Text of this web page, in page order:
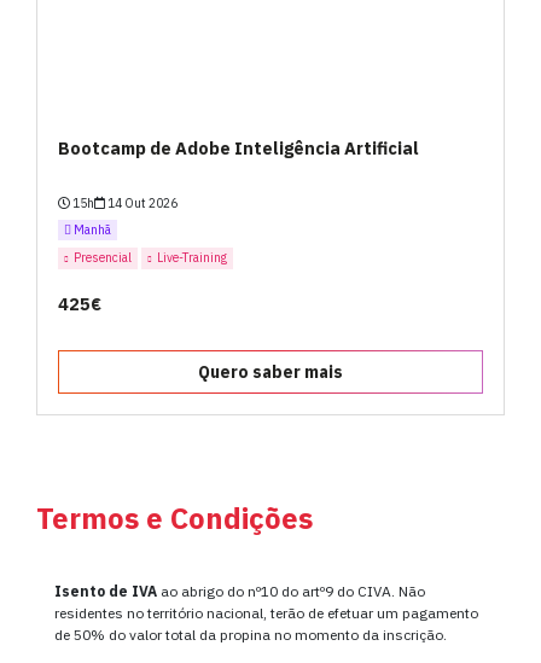
Bootcamp de Adobe Inteligência Artificial
15h
14 Out 2026
Manhã
Presencial
Live-Training
425€
Quero saber mais
Termos e Condições
Isento de IVA ao abrigo do nº10 do artº9 do CIVA. Não
residentes no território nacional, terão de efetuar um pagamento
de 50% do valor total da propina no momento da inscrição.